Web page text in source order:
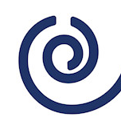
naar
inhoud